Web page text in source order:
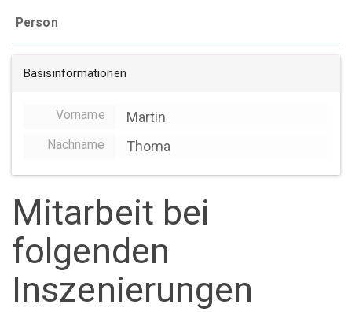
Person
Basisinformationen
Vorname Martin
Nachname Thoma
Mitarbeit bei
folgenden
Inszenierungen